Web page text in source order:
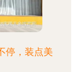
停，装点美